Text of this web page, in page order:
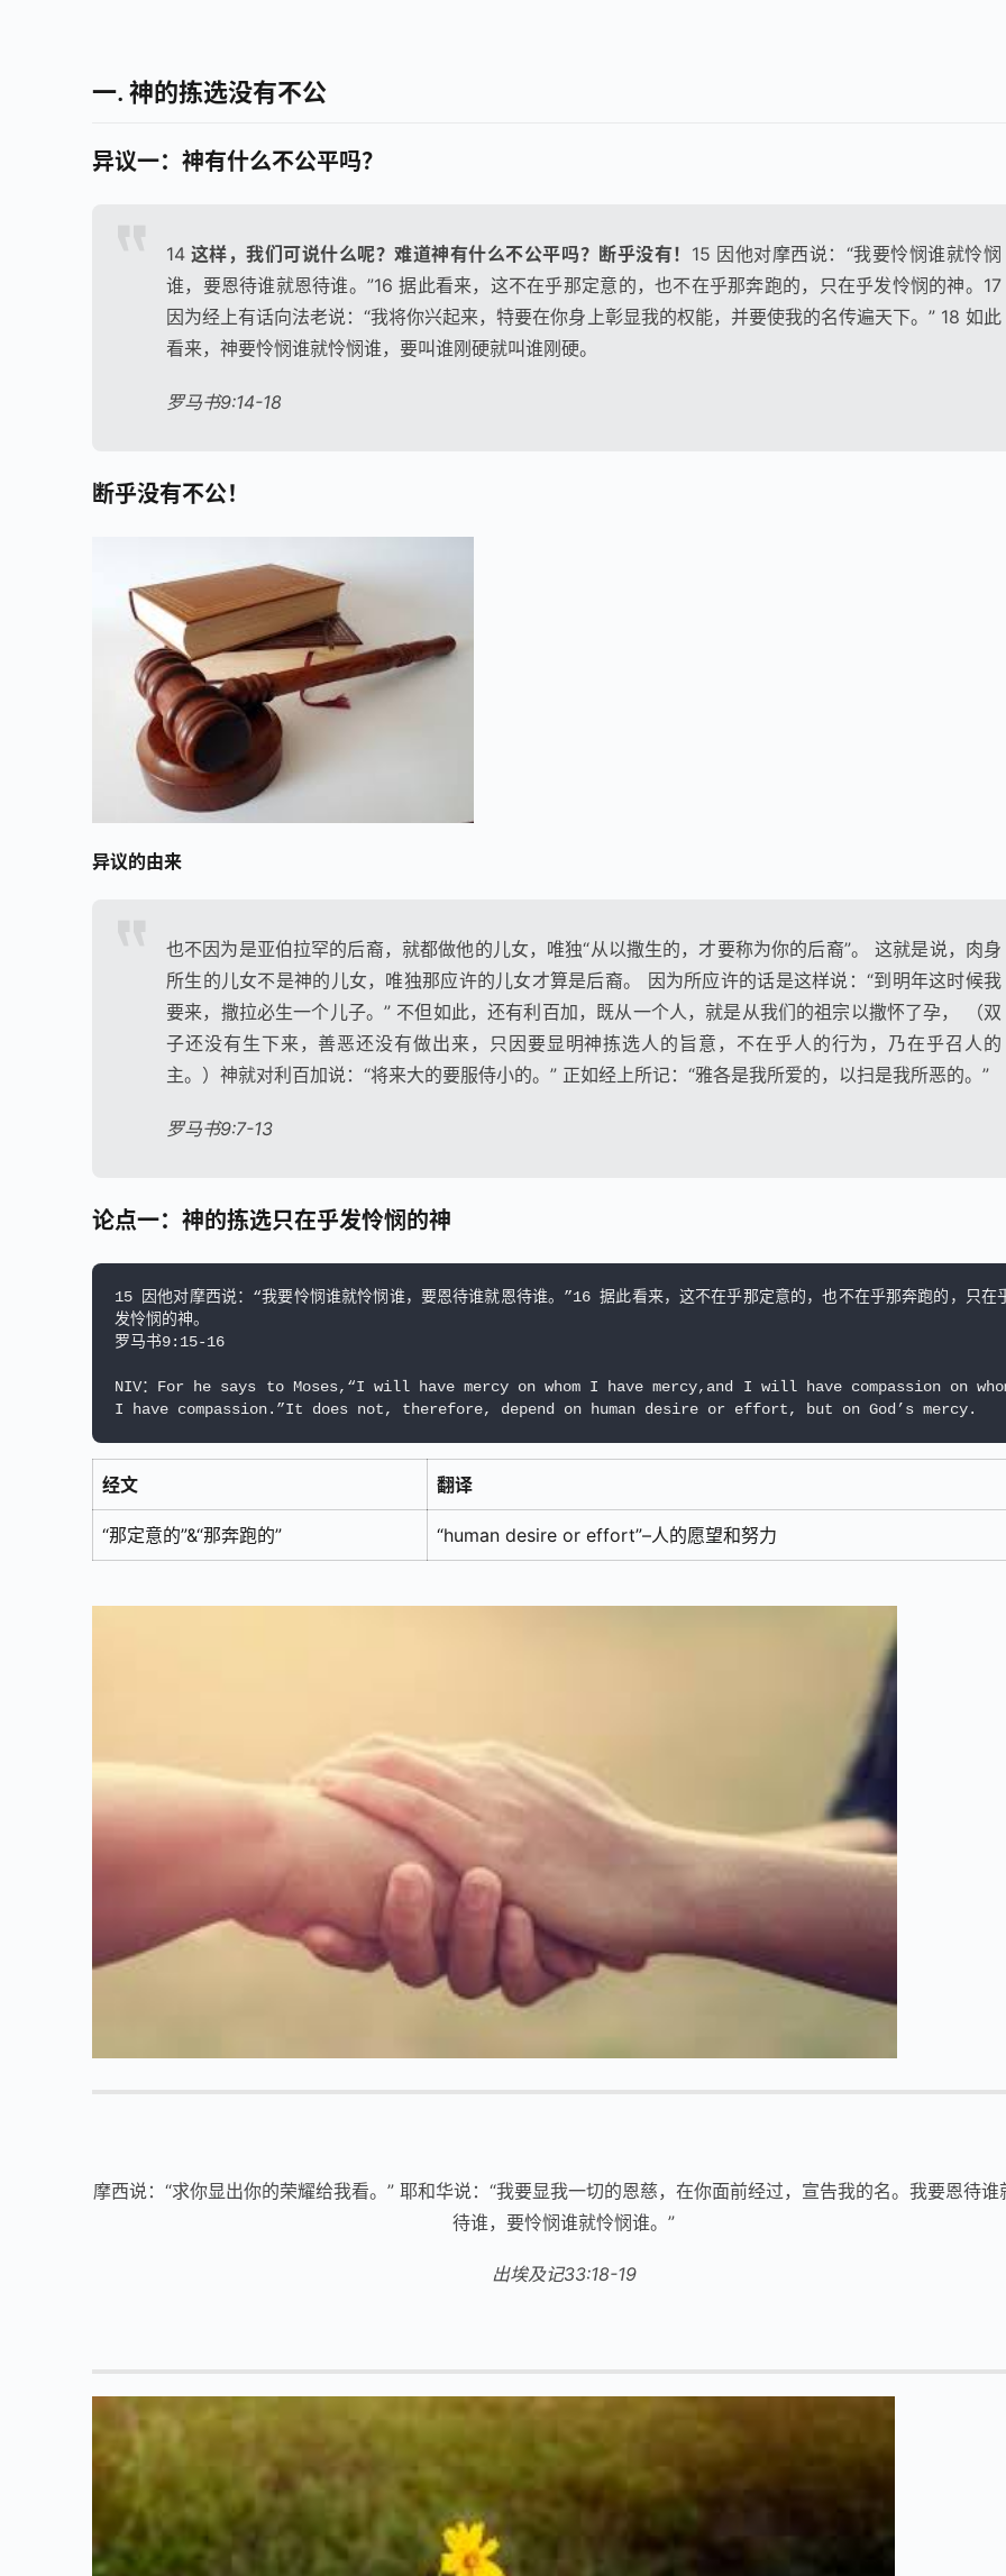
一. 神的拣选没有不公
异议一：神有什么不公平吗？
14 这样，我们可说什么呢？难道神有什么不公平吗？断乎没有！ 15 因他对摩西说：“我要怜悯谁就怜悯
谁，要恩待谁就恩待谁。”16 据此看来，这不在乎那定意的，也不在乎那奔跑的，只在乎发怜悯的神。17
因为经上有话向法老说：“我将你兴起来，特要在你身上彰显我的权能，并要使我的名传遍天下。” 18 如此
看来，神要怜悯谁就怜悯谁，要叫谁刚硬就叫谁刚硬。
罗马书9:14-18
断乎没有不公！
异议的由来
也不因为是亚伯拉罕的后裔，就都做他的儿女，唯独“从以撒生的，才要称为你的后裔”。 这就是说，肉身
所生的儿女不是神的儿女，唯独那应许的儿女才算是后裔。 因为所应许的话是这样说：“到明年这时候我
要来，撒拉必生一个儿子。” 不但如此，还有利百加，既从一个人，就是从我们的祖宗以撒怀了孕， （双
子还没有生下来，善恶还没有做出来，只因要显明神拣选人的旨意，不在乎人的行为，乃在乎召人的
主。）神就对利百加说：“将来大的要服侍小的。” 正如经上所记：“雅各是我所爱的，以扫是我所恶的。”
罗马书9:7-13
论点一：神的拣选只在乎发怜悯的神
15 因他对摩西说：“我要怜悯谁就怜悯谁，要恩待谁就恩待谁。”16 据此看来，这不在乎那定意的，也不在乎那奔跑的，只在
发怜悯的神。
罗马书9:15-16
NIV：For he says to Moses,“I will have mercy on whom I have mercy,and I will have compassion on
I have compassion.”It does not, therefore, depend on human desire or effort, but on God’s mercy.
经文 翻译
“那定意的”&“那奔跑的” “human desire or effort”–人的愿望和努力
摩西说：“求你显出你的荣耀给我看。” 耶和华说：“我要显我一切的恩慈，在你面前经过，宣告我的名。我要恩待谁
待谁，要怜悯谁就怜悯谁。”
出埃及记33:18-19